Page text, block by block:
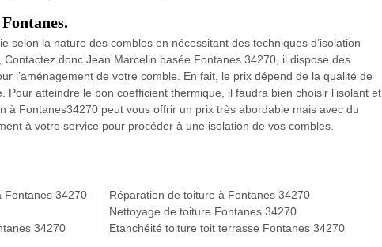
selon la nature des combles en nécessitant des techniques d’isolation
donc Jean Marcelin basée Fontanes 34270, il dispose des
l’aménagement de votre comble. En fait, le prix dépend de la qualité de
Pour atteindre le bon coefficient thermique, il faudra bien choisir l’isolant et
à Fontanes34270 peut vous offrir un prix très abordable mais avec du
à votre service pour procéder à une isolation de vos combles.
Fontanes 34270
34270
Réparation de toiture à Fontanes 34270
Nettoyage de toiture Fontanes 34270
Etanchéité toiture toit terrasse Fontanes 34270